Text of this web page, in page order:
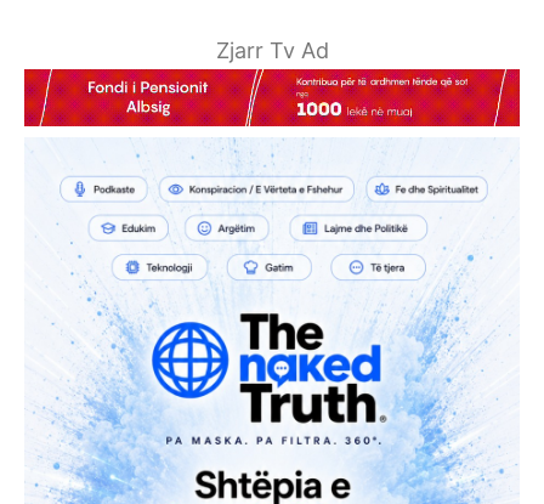
Zjarr Tv Ad